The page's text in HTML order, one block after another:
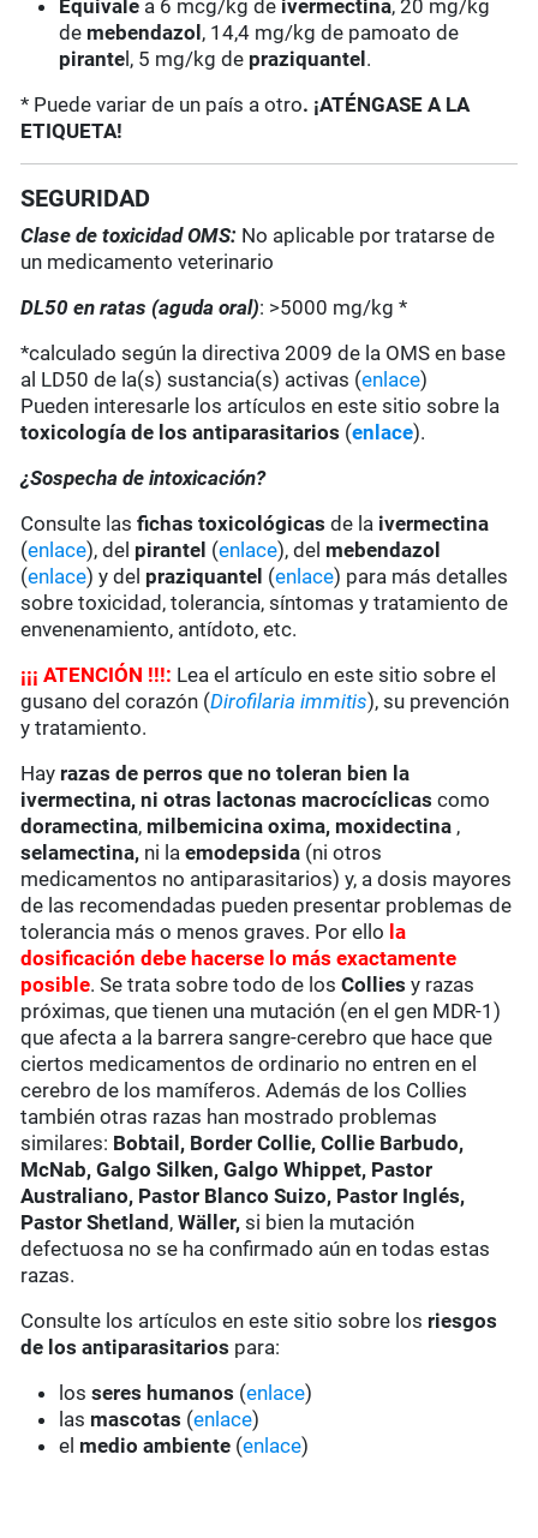
Equivale a 6 mcg/kg de ivermectina, 20 mg/kg
de mebendazol , 14,4 mg/kg de pamoato de
pirante l, 5 mg/kg de praziquantel .
* Puede variar de un país a otro. ¡ATÉNGASE A LA
ETIQUETA!
SEGURIDAD
Clase de toxicidad OMS: No aplicable por tratarse de
un medicamento veterinario
DL50 en ratas (aguda oral): >5000 mg/kg *
*calculado según la directiva 2009 de la OMS en base
al LD50 de la(s) sustancia(s) activas (enlace)
Pueden interesarle los artículos en este sitio sobre la
toxicología de los antiparasitarios (enlace).
¿Sospecha de intoxicación?
Consulte lasfichas toxicológicas de la ivermectina
(enlace), del pirantel (enlace), del mebendazol
(enlace) y del praziquantel (enlace) para más detalles
sobre toxicidad, tolerancia, síntomas y tratamiento de
envenenamiento, antídoto, etc.
¡¡¡ ATENCIÓN !!!: Lea el artículo en este sitio sobre el
gusano del corazón (Dirofilaria immitis), su prevención
y tratamiento.
Hay razas de perros que no toleran bien la
ivermectina, ni otras lactonas macrocíclicas como
doramectina, milbemicina oxima, moxidectina ,
selamectina, ni laemodepsida (ni otros
medicamentos no antiparasitarios) y, a dosis mayores
de las recomendadas pueden presentar problemas de
tolerancia más o menos graves. Por ello la
dosificación debe hacerse lo más exactamente
posible. Se trata sobre todo de losColliesy razas
próximas, que tienen una mutación (en el gen MDR-1)
que afecta a la barrera sangre-cerebro que hace que
ciertos medicamentos de ordinario no entren en el
cerebro de los mamíferos. Además de los Collies
también otras razas han mostrado problemas
similares: Bobtail, Border Collie, Collie Barbudo,
McNab, Galgo Silken, Galgo Whippet, Pastor
Australiano, Pastor Blanco Suizo, Pastor Inglés,
Pastor Shetland ,Wäller,si bien la mutación
defectuosa no se ha confirmado aún en todas estas
razas.
Consulte los artículos en este sitio sobre los riesgos
de los antiparasitarios para:
losseres humanos (enlace)
las mascotas (enlace)
el medio ambiente (enlace)